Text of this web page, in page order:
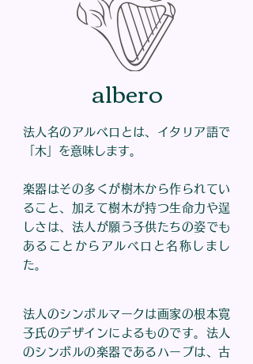
​albero
法人名のアルベロとは、イタリア語で
「木」を意味します。
楽器はその多くが樹木から作られてい
ること、加えて樹木が持つ生命力や逞
しさは、法人が願う子供たちの姿でも
あることからアルベロと名称しまし
た。
法人のシンボルマークは画家の根本寛
子氏のデザインによるものです。法人
のシンボルの楽器であるハープは、古